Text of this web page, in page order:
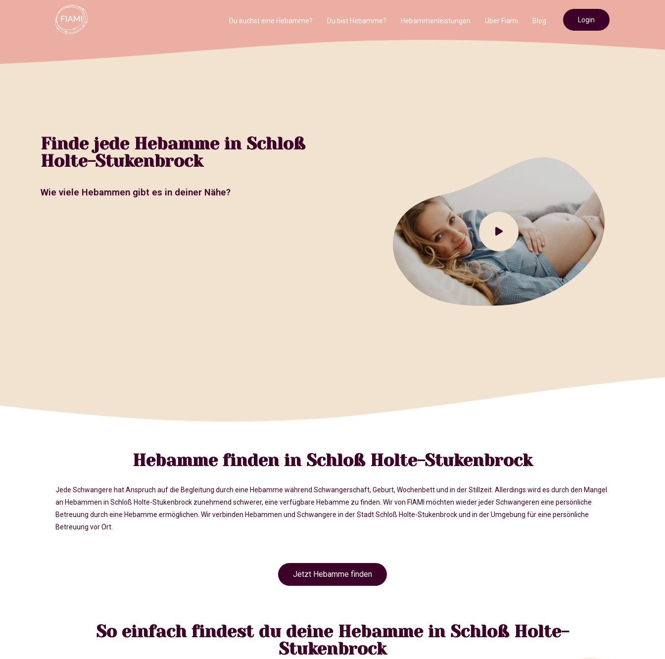
Du suchst eine Hebamme? Du bist Hebamme? Hebammenleistungen Über Fiami Blog Login
Finde jede Hebamme in Schloß
Holte-Stukenbrock
Wie viele Hebammen gibt es in deiner Nähe?
Hebamme finden in Schloß Holte-Stukenbrock
Jede Schwangere hat Anspruch auf die Begleitung durch eine Hebamme während Schwangerschaft, Geburt, Wochenbett und in der Stillzeit. Allerdings wird es durch den Mangel
an Hebammen in Schloß Holte-Stukenbrock zunehmend schwerer, eine verfügbare Hebamme zu finden. Wir von FIAMI möchten wieder jeder Schwangeren eine persönliche
Betreuung durch eine Hebamme ermöglichen. Wir verbinden Hebammen und Schwangere in der Stadt Schloß Holte-Stukenbrock und in der Umgebung für eine persönliche
Betreuung vor Ort.
Jetzt Hebamme finden
So einfach findest du deine Hebamme in Schloß Holte-
Stukenbrock